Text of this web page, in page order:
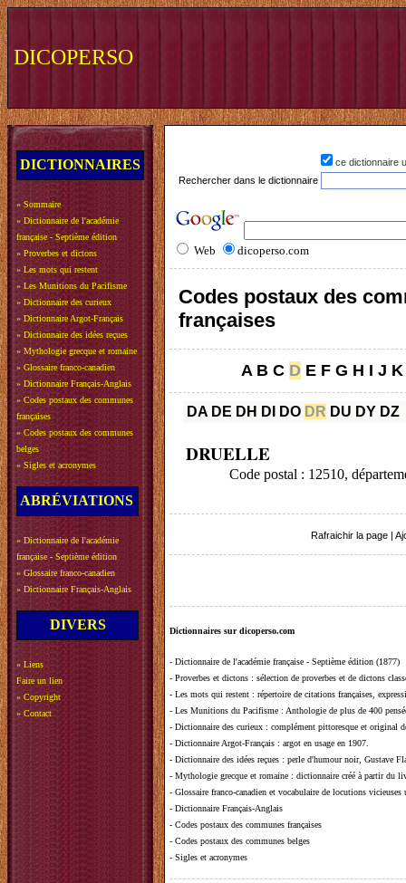
DICOPERSO
DICTIONNAIRES
» Sommaire
» Dictionnaire de l'académie
française - Septième édition
» Proverbes et dictons
» Les mots qui restent
» Les Munitions du Pacifisme
» Dictionnaire des curieux
» Dictionnaire Argot-Français
» Dictionnaire des idées reçues
» Mythologie grecque et romaine
» Glossaire franco-canadien
» Dictionnaire Français-Anglais
» Codes postaux des communes
françaises
» Codes postaux des communes
belges
» Sigles et acronymes
ABRÉVIATIONS
» Dictionnaire de l'académie
française - Septième édition
» Glossaire franco-canadien
» Dictionnaire Français-Anglais
DIVERS
» Liens
Faire un lien
» Copyright
» Contact
ce dictionnaire
Rechercher dans le dictionnaire
Web dicoperso.com
Codes postaux des
françaises
A B C D E F G H I J K
DA DE DH DI DO DR DU DY DZ
DRUELLE
Code postal : 12510,
Rafraichir la page
Dictionnaires sur dicoperso.com
- Dictionnaire de l'académie française - Septième édition (1877)
- Proverbes et dictons : sélection de proverbes et de dictons
- Les mots qui restent : répertoire de citations françaises,
- Les Munitions du Pacifisme : Anthologie de plus de 400
- Dictionnaire des curieux : complément pittoresque et original
- Dictionnaire Argot-Français : argot en usage en 1907.
- Dictionnaire des idées reçues : perle d'humour noir, Gustave
- Mythologie grecque et romaine : dictionnaire créé à partir du
- Glossaire franco-canadien et vocabulaire de locutions vicieuses
- Dictionnaire Français-Anglais
- Codes postaux des communes françaises
- Codes postaux des communes belges
- Sigles et acronymes